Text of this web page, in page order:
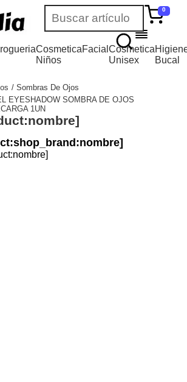
0
Cosmetica
Niños
FacialCosmetica
Unisex
Bucal
Sombras De Ojos
EYESHADOW SOMBRA DE OJOS
1UN